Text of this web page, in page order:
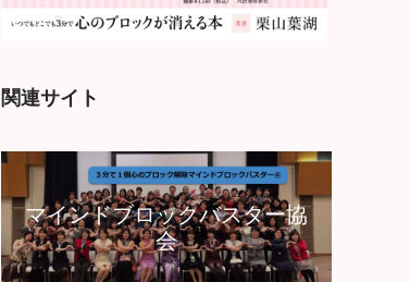
関連サイト
マインドブロックバスター協
会